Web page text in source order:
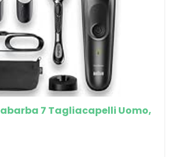
7 Tagliacapelli Uomo,